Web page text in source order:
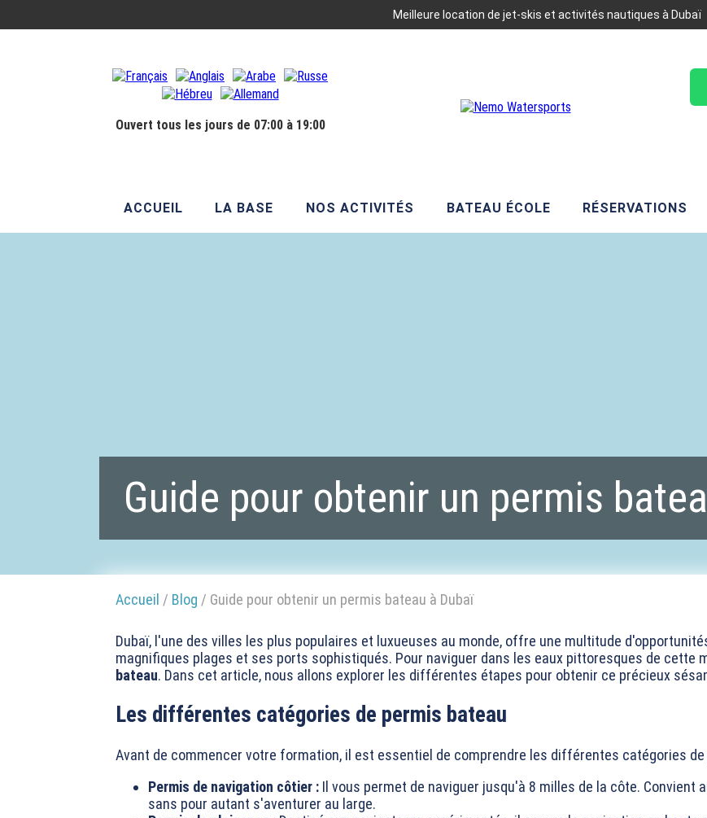
Meilleure location de jet-skis et activités nautiques à Dubaï
Ouvert tous les jours de 07:00 à 19:00
ACCUEIL LA BASE NOS ACTIVITÉS BATEAU ÉCOLE RÉSERVATIONS
Guide pour obtenir un permis
Accueil / Blog / Guide pour obtenir un permis bateau à Dubaï
Dubaï, l'une des villes les plus populaires et luxueuses au monde, offre une multitude
magnifiques plages et ses ports sophistiqués. Pour naviguer dans les eaux pittoresques de cette
bateau. Dans cet article, nous allons explorer les différentes étapes pour obtenir ce précieux
Les différentes catégories de permis bateau
Avant de commencer votre formation, il est essentiel de comprendre les différentes catégories
Permis de navigation côtier : Il vous permet de naviguer jusqu'à 8 milles de la côte.
sans pour autant s'aventurer au large.